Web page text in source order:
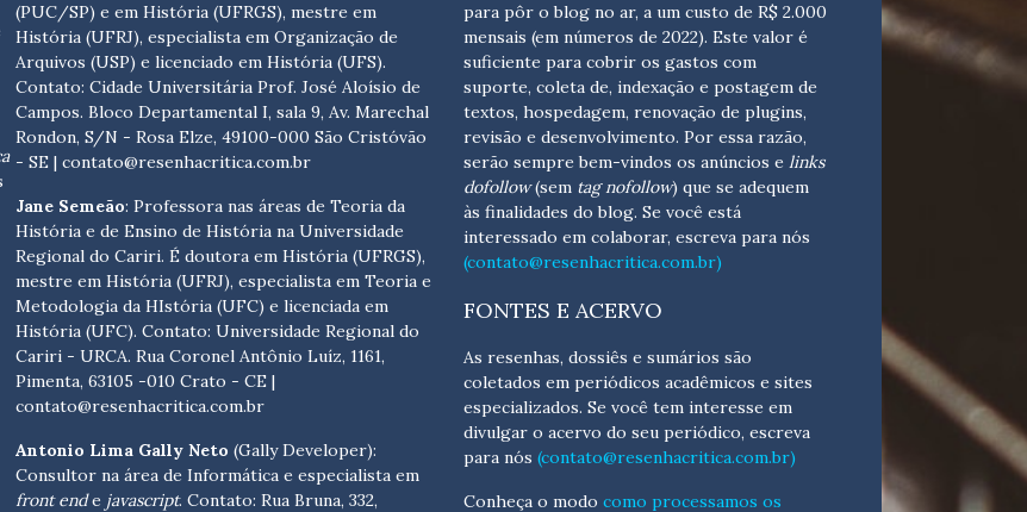
(PUC/SP) e em História (UFRGS), mestre em
História (UFRJ), especialista em Organização de
Arquivos (USP) e licenciado em História (UFS).
Contato:Cidade Universitária Prof. José Aloísio de
Campos. Bloco Departamental I, sala 9, Av. Marechal
Rondon, S/N - Rosa Elze, 49100-000 São Cristóvão
- SE| contato@resenhacritica.com.br
Jane Semeão: Professora nas áreas de Teoria da
História e de Ensino de História na Universidade
Regional do Cariri. É doutora em História (UFRGS),
mestre em História (UFRJ), especialista em Teoria e
Metodologia da HIstória (UFC) e licenciada em
História (UFC). Contato:Universidade Regional do
Cariri - URCA. Rua Coronel Antônio Luíz, 1161,
Pimenta, 63105 -010 Crato - CE|
contato@resenhacritica.com.br
Antonio Lima Gally Neto (Gally Developer):
front ende javascript. Contato: Rua Bruna, 332,
para pôr o blog no ar, a um custo de R$ 2.000
mensais (em números de 2022). Este valor é
suficiente para cobrir os gastos com
suporte, coleta de, indexação e postagem de
textos, hospedagem, renovação de plugins,
revisão e desenvolvimento. Por essa razão,
serão sempre bem-vindos os anúncios e links
dofollow(sem tag nofollow) que se adequem
às finalidades do blog. Se você está
interessado em colaborar, escreva para nós
(contato@resenhacritica.com.br)
FONTES E ACERVO
As resenhas, dossiês e sumários são
coletados em periódicos acadêmicos e sites
especializados. Se você tem interesse em
divulgar o acervo do seu periódico, escreva
para nós (contato@resenhacritica.com.br)
Conheça o modo como processamos os